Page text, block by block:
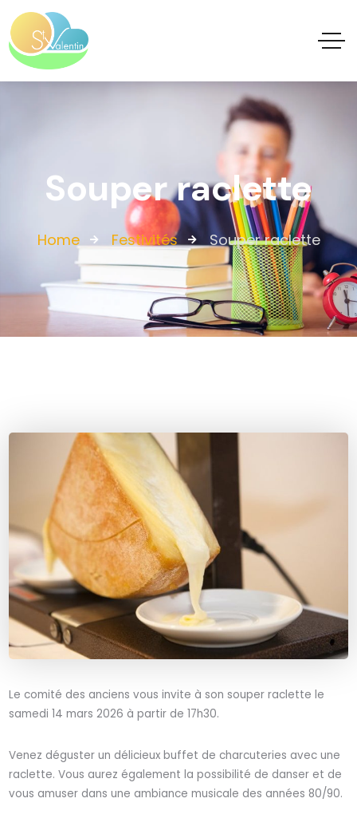
Souper raclette
Home Festivités Souper raclette
Le comité des anciens vous invite à son souper raclette le
samedi 14 mars 2026 à partir de 17h30.
Venez déguster un délicieux buffet de charcuteries avec une
raclette. Vous aurez également la possibilité de danser et de
vous amuser dans une ambiance musicale des années 80/90.